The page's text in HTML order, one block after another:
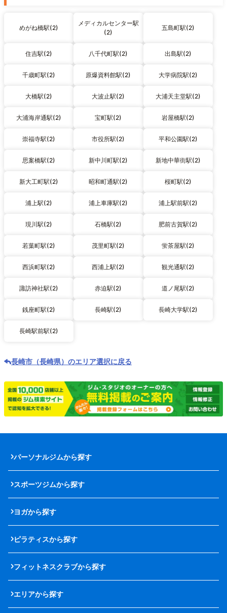
めがね橋駅(2)
メディカルセンター駅
(2)
五島町駅(2)
住吉駅(2) 八千代町駅(2) 出島駅(2)
千歳町駅(2) 原爆資料館駅(2) 大学病院駅(2)
大橋駅(2) 大波止駅(2) 大浦天主堂駅(2)
大浦海岸通駅(2) 宝町駅(2) 岩屋橋駅(2)
崇福寺駅(2) 市役所駅(2) 平和公園駅(2)
思案橋駅(2) 新中川町駅(2) 新地中華街駅(2)
新大工町駅(2) 昭和町通駅(2) 桜町駅(2)
浦上駅(2) 浦上車庫駅(2) 浦上駅前駅(2)
現川駅(2) 石橋駅(2) 肥前古賀駅(2)
若葉町駅(2) 茂里町駅(2) 蛍茶屋駅(2)
西浜町駅(2) 西浦上駅(2) 観光通駅(2)
諏訪神社駅(2) 赤迫駅(2) 道ノ尾駅(2)
銭座町駅(2) 長崎駅(2) 長崎大学駅(2)
長崎駅前駅(2)
長崎市（長崎県）のエリア選択に戻る
パーソナルジムから探す
スポーツジムから探す
ヨガから探す
ピラティスから探す
フィットネスクラブから探す
エリアから探す